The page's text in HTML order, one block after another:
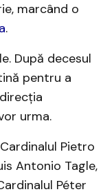
marcând o
.​
După decesul
pentru a
urma.​
Pietro
Antonio Tagle,
Péter